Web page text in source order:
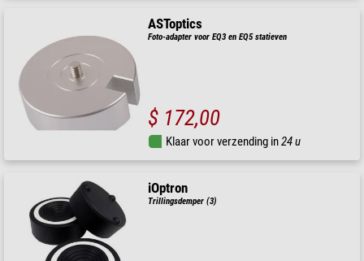
ASToptics
Foto-adapter voor EQ3 en EQ5 statieven
$ 172,00
Klaar voor verzending in24 u
iOptron
Trillingsdemper (3)